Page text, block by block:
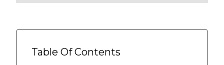
Table Of Contents